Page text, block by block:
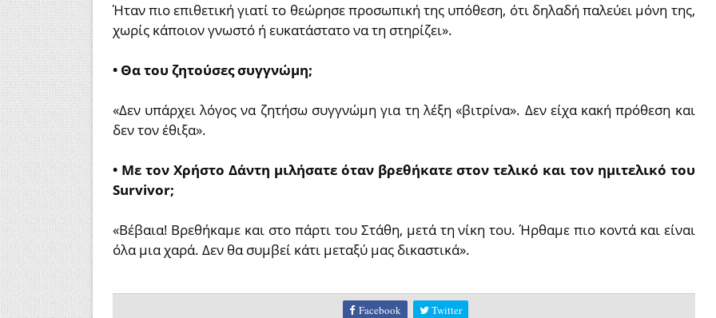
Ήταν πιο επιθετική γιατί το θεώρησε προσωπική της υπόθεση, ότι δηλαδή παλεύει μόνη της,
χωρίς κάποιον γνωστό ή ευκατάστατο να τη στηρίζει».
• Θα του ζητούσες συγγνώμη;
«Δεν υπάρχει λόγος να ζητήσω συγγνώμη για τη λέξη «βιτρίνα». Δεν είχα κακή πρόθεση και
δεν τον έθιξα».
• Με τον Χρήστο Δάντη μιλήσατε όταν βρεθήκατε στον τελικό και τον ημιτελικό του
Survivor;
«Βέβαια! Βρεθήκαμε και στο πάρτι του Στάθη, μετά τη νίκη του. Ήρθαμε πιο κοντά και είναι
όλα μια χαρά. Δεν θα συμβεί κάτι μεταξύ μας δικαστικά».
Facebook Twitter